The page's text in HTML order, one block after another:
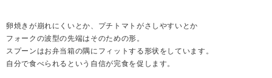
卵焼きが崩れにくいとか、プチトマトがさしやすいとか
フォークの波型の先端はそのための形。
スプーンはお弁当箱の隅にフィットする形状をしています。
自分で食べられるという自信が完食を促します。